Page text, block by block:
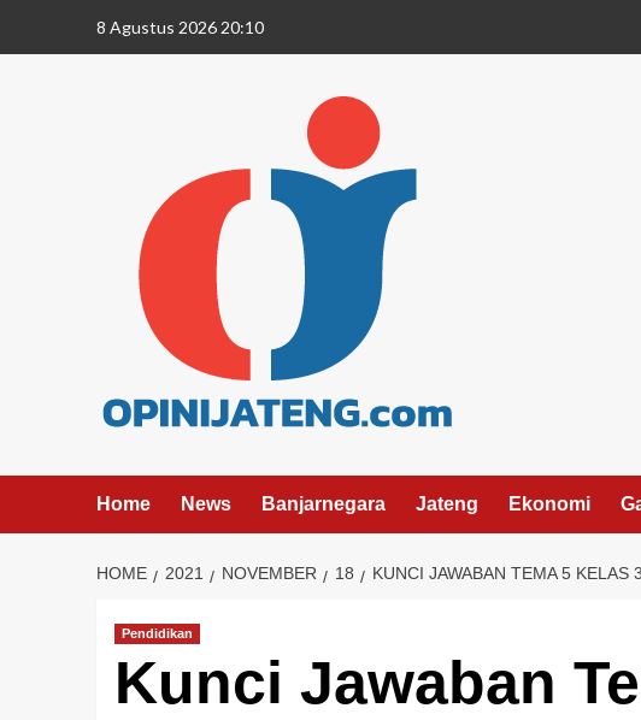
8 Agustus 2026 20:10
Home News Banjarnegara Jateng Ekonomi
HOME 2021 NOVEMBER 18 KUNCI JAWABAN TEMA 5
Pendidikan
Kunci Jawaban